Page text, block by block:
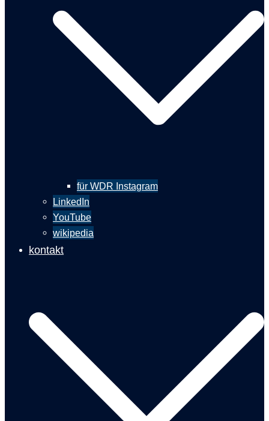
für WDR Instagram
LinkedIn
YouTube
wikipedia
kontakt